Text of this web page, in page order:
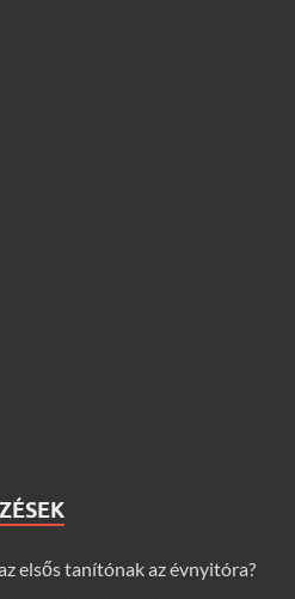
elsős tanítónak az évnyitóra?